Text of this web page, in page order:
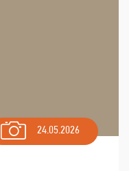
24.05.2026